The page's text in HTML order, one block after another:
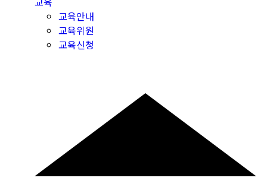
교육안내
교육위원
교육신청